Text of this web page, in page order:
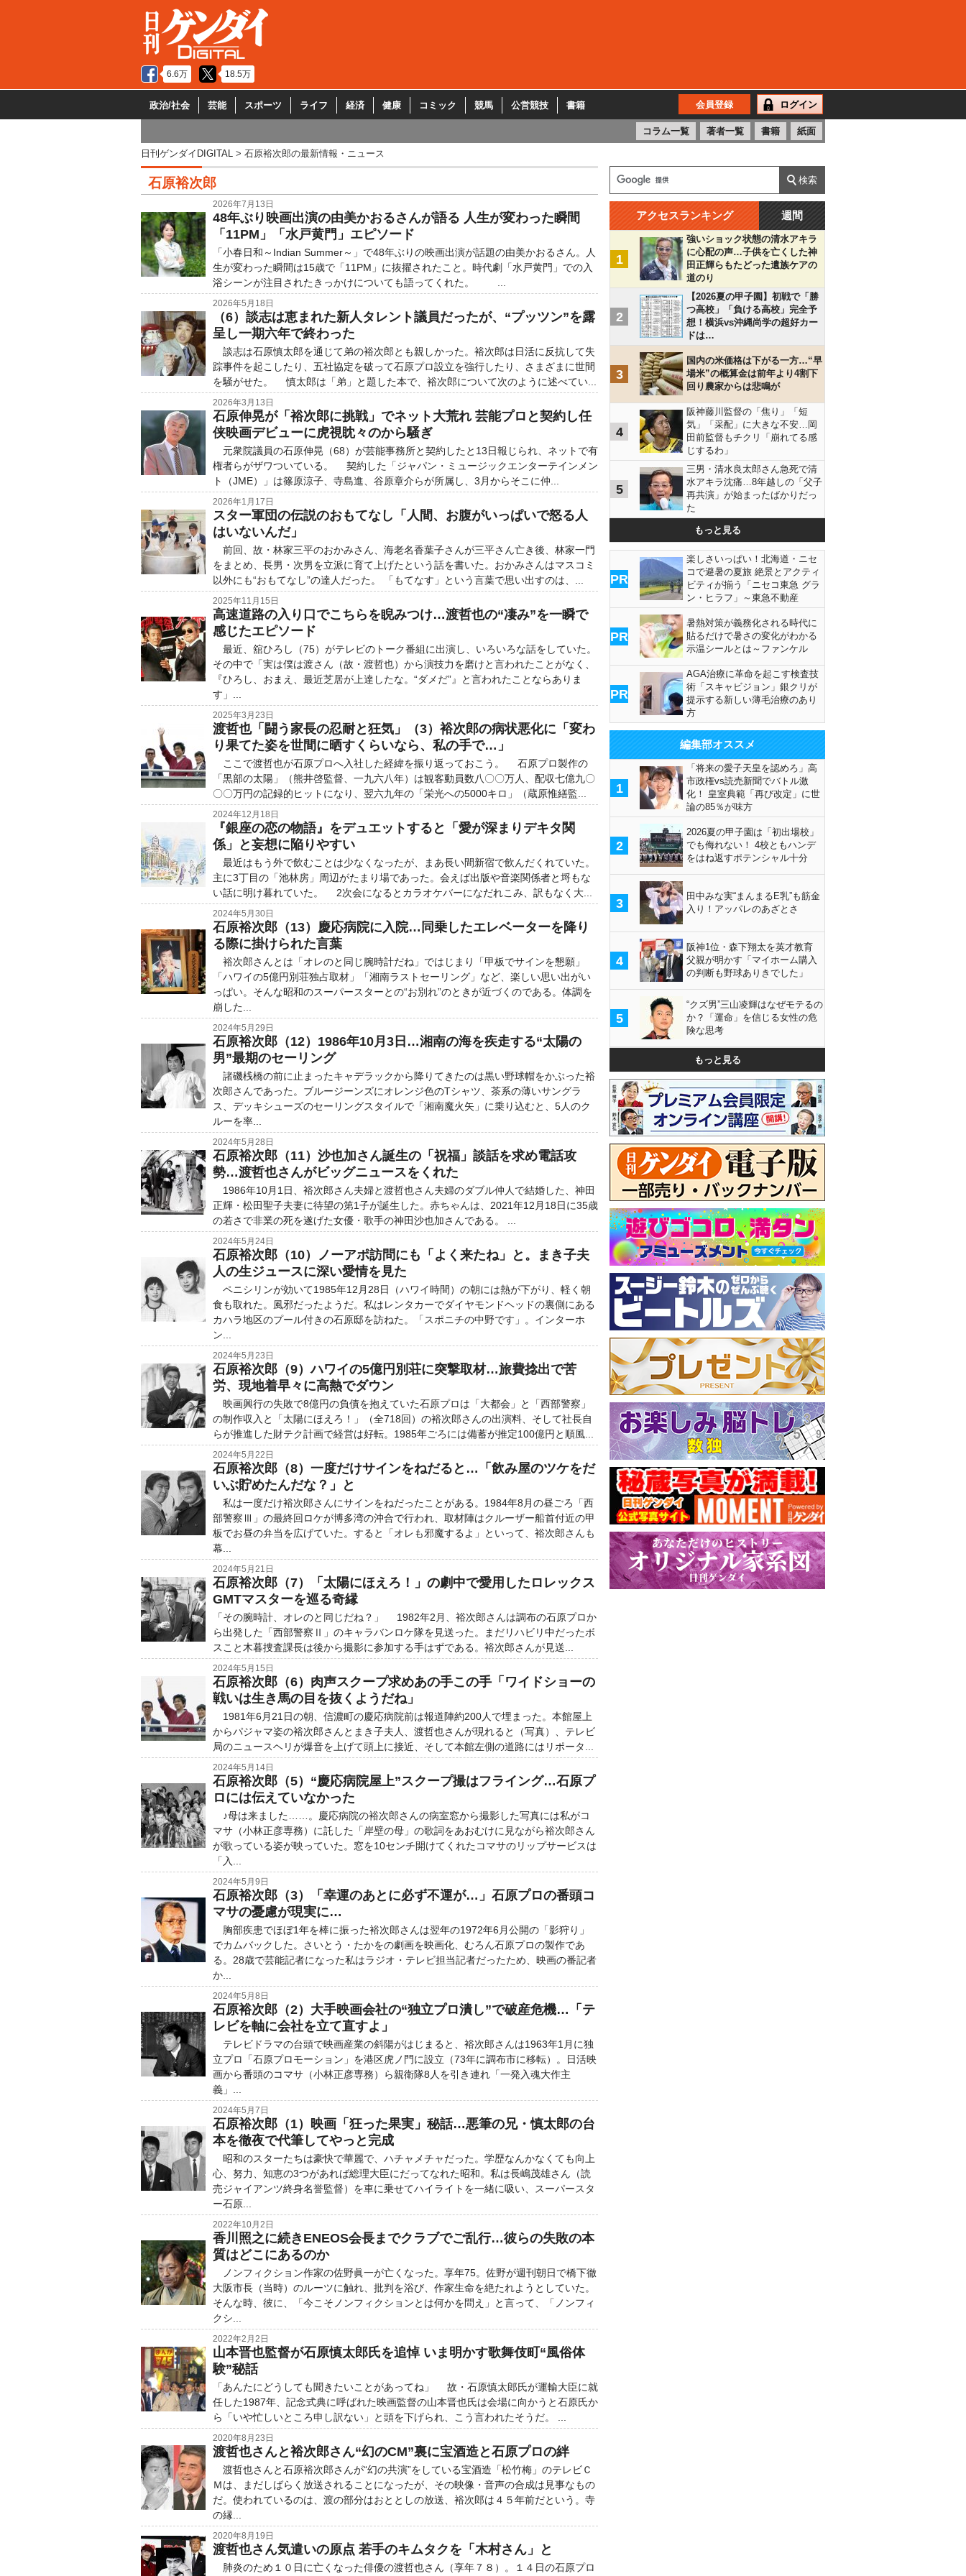
6.6万 18.5万
政治/社会 芸能 スポーツ ライフ 経済 健康 コミック 競馬 公営競技 書籍 会員登録 ログイン
コラム一覧 著者一覧 書籍 紙面
日刊ゲンダイDIGITAL 石原裕次郎の最新情報・ニュース
石原裕次郎
2026年7月13日
48年ぶり映画出演の由美かおるさんが語る 人生が変わった瞬間
「11PM」「水戸黄門」エピソード
「小春日和～Indian Summer～」で48年ぶりの映画出演が話題の由美かおるさん。人
生が変わった瞬間は15歳で「11PM」に抜擢されたこと。時代劇「水戸黄門」での入
浴シーンが注目されたきっかけについても語ってくれた。 ...
2026年5月18日
（6）談志は恵まれた新人タレント議員だったが、“プッツン”を露
呈し一期六年で終わった
談志は石原慎太郎を通じて弟の裕次郎とも親しかった。裕次郎は日活に反抗して失
踪事件を起こしたり、五社協定を破って石原プロ設立を強行したり、さまざまに世間
を騒がせた。 慎太郎は「弟」と題した本で、裕次郎について次のように述べてい...
2026年3月13日
石原伸晃が「裕次郎に挑戦」でネット大荒れ 芸能プロと契約し任
侠映画デビューに虎視眈々のから騒ぎ
元衆院議員の石原伸晃（68）が芸能事務所と契約したと13日報じられ、ネットで有
権者らがザワついている。 契約した「ジャパン・ミュージックエンターテインメン
ト（JME）」は篠原涼子、寺島進、谷原章介らが所属し、3月からそこに仲...
2026年1月17日
スター軍団の伝説のおもてなし「人間、お腹がいっぱいで怒る人
はいないんだ」
前回、故・林家三平のおかみさん、海老名香葉子さんが三平さん亡き後、林家一門
をまとめ、長男・次男を立派に育て上げたという話を書いた。おかみさんはマスコミ
以外にも“おもてなし”の達人だった。 「もてなす」という言葉で思い出すのは、...
2025年11月15日
高速道路の入り口でこちらを睨みつけ…渡哲也の“凄み”を一瞬で
感じたエピソード
最近、舘ひろし（75）がテレビのトーク番組に出演し、いろいろな話をしていた。
その中で「実は僕は渡さん（故・渡哲也）から演技力を磨けと言われたことがなく、
『ひろし、おまえ、最近芝居が上達したな。“ダメだ”』と言われたことならありま
す」...
2025年3月23日
渡哲也「闘う家長の忍耐と狂気」（3）裕次郎の病状悪化に「変わ
り果てた姿を世間に晒すくらいなら、私の手で…」
ここで渡哲也が石原プロへ入社した経緯を振り返っておこう。 石原プロ製作の
「黒部の太陽」（熊井啓監督、一九六八年）は観客動員数八〇〇万人、配収七億九〇
〇〇万円の記録的ヒットになり、翌六九年の「栄光への5000キロ」（蔵原惟繕監...
2024年12月18日
『銀座の恋の物語』をデュエットすると「愛が深まりデキタ関
係」と妄想に陥りやすい
最近はもう外で飲むことは少なくなったが、まあ長い間新宿で飲んだくれていた。
主に3丁目の「池林房」周辺がたまり場であった。会えば出版や音楽関係者と埒もな
い話に明け暮れていた。 2次会になるとカラオケバーになだれこみ、訳もなく大...
2024年5月30日
石原裕次郎（13）慶応病院に入院…同乗したエレベーターを降り
る際に掛けられた言葉
裕次郎さんとは「オレのと同じ腕時計だね」ではじまり「甲板でサインを懇願」
「ハワイの5億円別荘独占取材」「湘南ラストセーリング」など、楽しい思い出がい
っぱい。そんな昭和のスーパースターとの“お別れ”のときが近づくのである。体調を
崩した...
2024年5月29日
石原裕次郎（12）1986年10月3日…湘南の海を疾走する“太陽の
男”最期のセーリング
諸磯桟橋の前に止まったキャデラックから降りてきたのは黒い野球帽をかぶった裕
次郎さんであった。ブルージーンズにオレンジ色のTシャツ、茶系の薄いサングラ
ス、デッキシューズのセーリングスタイルで「湘南魔火矢」に乗り込むと、5人のク
ルーを率...
2024年5月28日
石原裕次郎（11）沙也加さん誕生の「祝福」談話を求め電話攻
勢…渡哲也さんがビッグニュースをくれた
1986年10月1日、裕次郎さん夫婦と渡哲也さん夫婦のダブル仲人で結婚した、神田
正輝・松田聖子夫妻に待望の第1子が誕生した。赤ちゃんは、2021年12月18日に35歳
の若さで非業の死を遂げた女優・歌手の神田沙也加さんである。 ...
2024年5月24日
石原裕次郎（10）ノーアポ訪問にも「よく来たね」と。まき子夫
人の生ジュースに深い愛情を見た
ペニシリンが効いて1985年12月28日（ハワイ時間）の朝には熱が下がり、軽く朝
食も取れた。風邪だったようだ。私はレンタカーでダイヤモンドヘッドの裏側にある
カハラ地区のプール付きの石原邸を訪ねた。「スポニチの中野です」。インターホ
ン...
2024年5月23日
石原裕次郎（9）ハワイの5億円別荘に突撃取材…旅費捻出で苦
労、現地着早々に高熱でダウン
映画興行の失敗で8億円の負債を抱えていた石原プロは「大都会」と「西部警察」
の制作収入と「太陽にほえろ！」（全718回）の裕次郎さんの出演料、そして社長自
らが推進した財テク計画で経営は好転。1985年ごろには備蓄が推定100億円と順風...
2024年5月22日
石原裕次郎（8）一度だけサインをねだると…「飲み屋のツケをだ
いぶ貯めたんだな？」と
私は一度だけ裕次郎さんにサインをねだったことがある。1984年8月の昼ごろ「西
部警察Ⅲ」の最終回ロケが博多湾の沖合で行われ、取材陣はクルーザー船首付近の甲
板でお昼の弁当を広げていた。すると「オレも邪魔するよ」といって、裕次郎さんも
幕...
2024年5月21日
石原裕次郎（7）「太陽にほえろ！」の劇中で愛用したロレックス
GMTマスターを巡る奇縁
「その腕時計、オレのと同じだね？」 1982年2月、裕次郎さんは調布の石原プロか
ら出発した「西部警察Ⅱ」のキャラバンロケ隊を見送った。まだリハビリ中だったボ
スこと木暮捜査課長は後から撮影に参加する手はずである。裕次郎さんが見送...
2024年5月15日
石原裕次郎（6）肉声スクープ求めあの手この手「ワイドショーの
戦いは生き馬の目を抜くようだね」
1981年6月21日の朝、信濃町の慶応病院前は報道陣約200人で埋まった。本館屋上
からパジャマ姿の裕次郎さんとまき子夫人、渡哲也さんが現れると（写真）、テレビ
局のニュースヘリが爆音を上げて頭上に接近、そして本館左側の道路にはリポータ...
2024年5月14日
石原裕次郎（5）“慶応病院屋上”スクープ撮はフライング…石原プ
ロには伝えていなかった
♪母は来ました……。慶応病院の裕次郎さんの病室窓から撮影した写真には私がコ
マサ（小林正彦専務）に託した「岸壁の母」の歌詞をあおむけに見ながら裕次郎さん
が歌っている姿が映っていた。窓を10センチ開けてくれたコマサのリップサービスは
「入...
2024年5月9日
石原裕次郎（3）「幸運のあとに必ず不運が…」石原プロの番頭コ
マサの憂慮が現実に…
胸部疾患でほぼ1年を棒に振った裕次郎さんは翌年の1972年6月公開の「影狩り」
でカムバックした。さいとう・たかをの劇画を映画化、むろん石原プロの製作であ
る。28歳で芸能記者になった私はラジオ・テレビ担当記者だったため、映画の番記者
か...
2024年5月8日
石原裕次郎（2）大手映画会社の“独立プロ潰し”で破産危機…「テ
レビを軸に会社を立て直すよ」
テレビドラマの台頭で映画産業の斜陽がはじまると、裕次郎さんは1963年1月に独
立プロ「石原プロモーション」を港区虎ノ門に設立（73年に調布市に移転）。日活映
画から番頭のコマサ（小林正彦専務）ら親衛隊8人を引き連れ「一発入魂大作主
義」...
2024年5月7日
石原裕次郎（1）映画「狂った果実」秘話…悪筆の兄・慎太郎の台
本を徹夜で代筆してやっと完成
昭和のスターたちは豪快で華麗で、ハチャメチャだった。学歴なんかなくても向上
心、努力、知恵の3つがあれば総理大臣にだってなれた昭和。私は長嶋茂雄さん（読
売ジャイアンツ終身名誉監督）を車に乗せてハイライトを一緒に吸い、スーパースタ
ー石原...
2022年10月2日
香川照之に続きENEOS会長までクラブでご乱行…彼らの失敗の本
質はどこにあるのか
ノンフィクション作家の佐野眞一が亡くなった。享年75。佐野が週刊朝日で橋下徹
大阪市長（当時）のルーツに触れ、批判を浴び、作家生命を絶たれようとしていた。
そんな時、彼に、「今こそノンフィクションとは何かを問え」と言って、「ノンフィ
クシ...
2022年2月2日
山本晋也監督が石原慎太郎氏を追悼 いま明かす歌舞伎町“風俗体
験”秘話
「あんたにどうしても聞きたいことがあってね」 故・石原慎太郎氏が運輸大臣に就
任した1987年、記念式典に呼ばれた映画監督の山本晋也氏は会場に向かうと石原氏か
ら「いや忙しいところ申し訳ない」と頭を下げられ、こう言われたそうだ。 ...
2020年8月23日
渡哲也さんと裕次郎さん“幻のCM”裏に宝酒造と石原プロの絆
渡哲也さんと石原裕次郎さんが“幻の共演”をしている宝酒造「松竹梅」のテレビＣ
Ｍは、まだしばらく放送されることになったが、その映像・音声の合成は見事なもの
だ。使われているのは、渡の部分はおととしの放送、裕次郎は４５年前だという。寺
の縁...
2020年8月19日
渡哲也さん気遣いの原点 若手のキムタクを「木村さん」と
肺炎のため１０日に亡くなった俳優の渡哲也さん（享年７８）。１４日の石原プロ
アクセスランキング 週間
1
強いショック状態の清水アキラ
に心配の声…子供を亡くした神
田正輝らもたどった遺族ケアの
道のり
2
【2026夏の甲子園】初戦で「勝
つ高校」「負ける高校」完全予
想！横浜vs沖縄尚学の超好カー
ドは…
3
国内の米価格は下がる一方…“早
場米”の概算金は前年より4割下
回り農家からは悲鳴が
4
阪神藤川監督の「焦り」「短
気」「采配」に大きな不安…岡
田前監督もチクリ「崩れてる感
じするわ」
5
三男・清水良太郎さん急死で清
水アキラ沈痛…8年越しの「父子
再共演」が始まったばかりだっ
た
もっと見る
PR
楽しさいっぱい！北海道・ニセ
コで避暑の夏旅 絶景とアクティ
ビティが揃う「ニセコ東急 グラ
ン・ヒラフ」～東急不動産
PR
暑熱対策が義務化される時代に
貼るだけで暑さの変化がわかる
示温シールとは～ファンケル
PR
AGA治療に革命を起こす検査技
術「スキャビジョン」銀クリが
提示する新しい薄毛治療のあり
方
編集部オススメ
1
「将来の愛子天皇を認めろ」高
市政権vs読売新聞でバトル激
化！ 皇室典範「再び改定」に世
論の85％が味方
2
2026夏の甲子園は「初出場校」
でも侮れない！ 4校ともハンデ
をはね返すポテンシャル十分
3
田中みな実“まんまるE乳”も筋金
入り！アッパレのあざとさ
4
阪神1位・森下翔太を英才教育
父親が明かす「マイホーム購入
の判断も野球ありきでした」
5
“クズ男”三山凌輝はなぜモテるの
か？「運命」を信じる女性の危
険な思考
もっと見る